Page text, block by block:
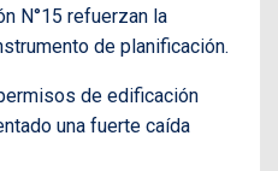
N°15 refuerzan la
de planificación.
de edificación
una fuerte caída